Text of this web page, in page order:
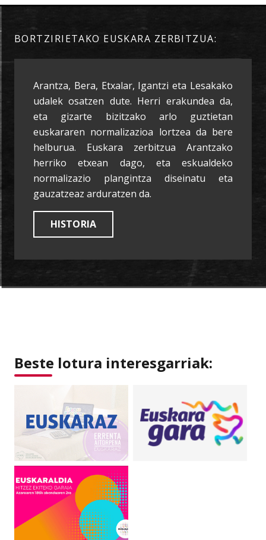
BORTZIRIETAKO EUSKARA ZERBITZUA:
Arantza, Bera, Etxalar, Igantzi eta Lesakako
udalek osatzen dute. Herri erakundea da,
eta gizarte bizitzako arlo guztietan
euskararen normalizazioa lortzea da bere
helburua. Euskara zerbitzua Arantzako
herriko etxean dago, eta eskualdeko
normalizazio plangintza diseinatu eta
gauzatzeaz arduratzen da.
HISTORIA
Beste lotura interesgarriak: